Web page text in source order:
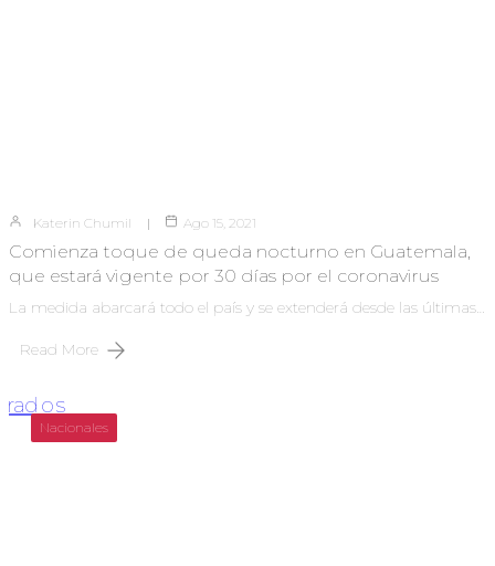
Katerin Chumil Ago 15, 2021
Comienza toque de queda nocturno en Guatemala,
que estará vigente por 30 días por el coronavirus
La medida abarcará todo el país y se extenderá desde las últimas…
Read More
Nacionales